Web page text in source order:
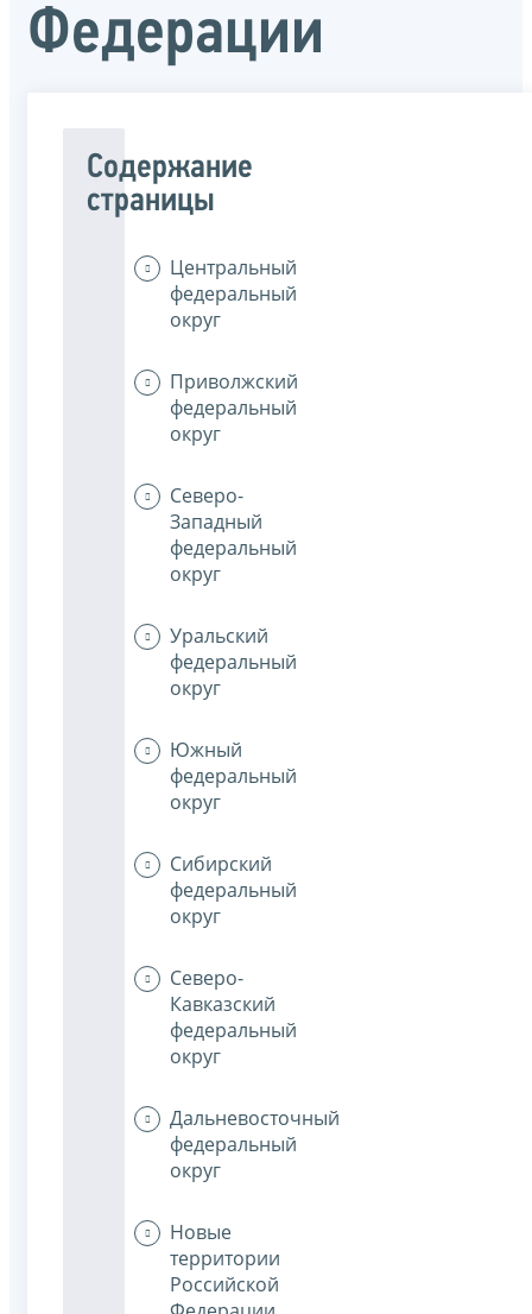
Федерации
Содержание
страницы
Центральный
федеральный
округ
Приволжский
федеральный
округ
Северо-
Западный
федеральный
округ
Уральский
федеральный
округ
Южный
федеральный
округ
Сибирский
федеральный
округ
Северо-
Кавказский
федеральный
округ
Дальневосточный
федеральный
округ
Новые
территории
Российской